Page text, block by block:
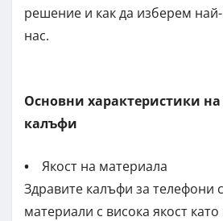
решение и как да изберем
нас.
Основни характеристики
калъфи
• Якост на материала
Здравите калъфи за телефони
материали с висока якост